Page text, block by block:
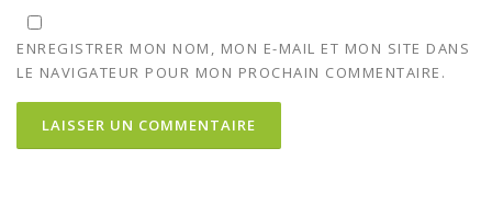
ENREGISTRER MON NOM, MON E-MAIL ET MON SITE DANS
LE NAVIGATEUR POUR MON PROCHAIN COMMENTAIRE.